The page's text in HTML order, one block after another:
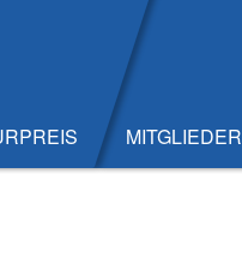
MITGLIEDER